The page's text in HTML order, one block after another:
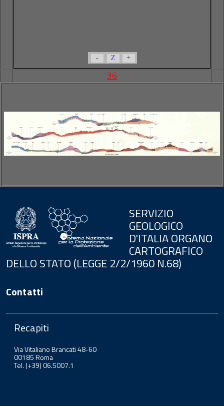
- Z +
36
SERVIZIO
GEOLOGICO
D'ITALIA ORGANO
CARTOGRAFICO
DELLO STATO (LEGGE 2/2/1960 N.68)
Contatti
Recapiti
Via Vitaliano Brancati 48-60
00185 Roma
Tel. (+39) 06.5007.1